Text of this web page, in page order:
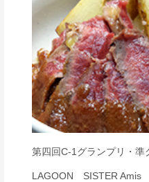
第四回C-1グランプリ・準
LAGOON SISTER Amis